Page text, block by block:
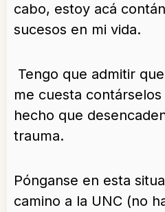
cabo, estoy acá
sucesos en mi vida.
Tengo que admitir
me cuesta
hecho que
trauma.
Pónganse en esta
camino a la UNC (no